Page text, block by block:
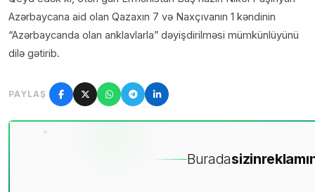
Azərbaycana aid olan Qazaxın 7 və Naxçıvanın 1 kəndinin
“Azərbaycanda olan anklavlarla” dəyişdirilməsi mümkünlüyünü
dilə gətirib.
PAYLAŞ
Buradasizin